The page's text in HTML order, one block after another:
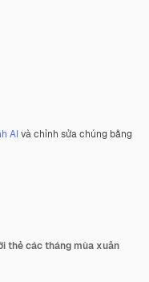
AIvà chỉnh sửa chúng bằng
thẻ các tháng mùa xuân